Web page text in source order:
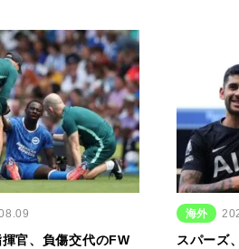
官、負傷交代のFW
海外
スパーズ